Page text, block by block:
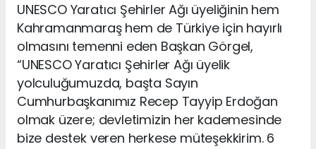
UNESCO Yaratıcı Şehirler Ağı üyeliğinin hem
Kahramanmaraş hem de Türkiye için hayırlı
olmasını temenni eden Başkan Görgel,
“UNESCO Yaratıcı Şehirler Ağı üyelik
yolculuğumuzda, başta Sayın
Cumhurbaşkanımız Recep Tayyip Erdoğan
olmak üzere; devletimizin her kademesinde
bize destek veren herkese müteşekkirim. 6